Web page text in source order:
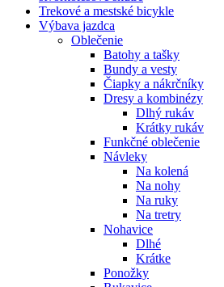
Trekové a mestské bicykle
Výbava jazdca
Oblečenie
Batohy a tašky
Bundy a vesty
Čiapky a nákrčníky
Dresy a kombinézy
Dlhý rukáv
Krátky rukáv
Funkčné oblečenie
Návleky
Na kolená
Na nohy
Na ruky
Na tretry
Nohavice
Dlhé
Krátke
Ponožky